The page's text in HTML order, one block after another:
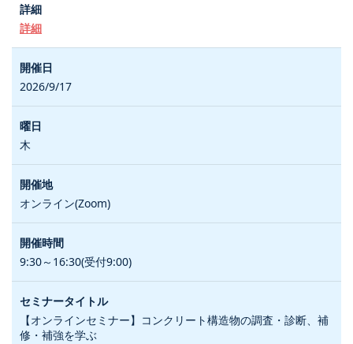
詳細
2026/9/17
木
オンライン(Zoom)
9:30～16:30(受付9:00)
【オンラインセミナー】コンクリート構造物の調査・診断、補
修・補強を学ぶ